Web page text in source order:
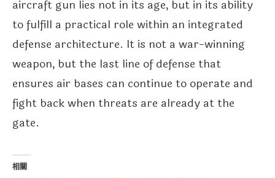
aircraft gun lies not in its age, but in its ability
to fulfill a practical role within an integrated
defense architecture. It is not a war-winning
weapon, but the last line of defense that
ensures air bases can continue to operate and
fight back when threats are already at the
gate.
相關